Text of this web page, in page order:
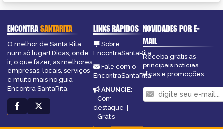
ENCONTRASANTARITA
O melhor de Santa Rita
num só lugar! Dicas, onde
ir, o que fazer, as melhores
empresas, locais, serviços
e muito mais no guia
Encontra SantaRita.
LINKS RÁPIDOS
Sobre
EncontraSantaRita
Fale com o
EncontraSantaRita
ANUNCIE:
Com
destaque |
Grátis
NOVIDADES POR E-
MAIL
Receba grátis as
principais notícias,
dicas e promoções